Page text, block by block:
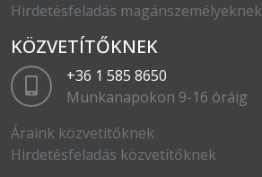
Hirdetésfeladás magánszemélyeknek
KÖZVETÍTŐKNEK
+36 1 585 8650
Munkanapokon 9-16 óráig
Áraink közvetítőknek
Hirdetésfeladás közvetítőknek